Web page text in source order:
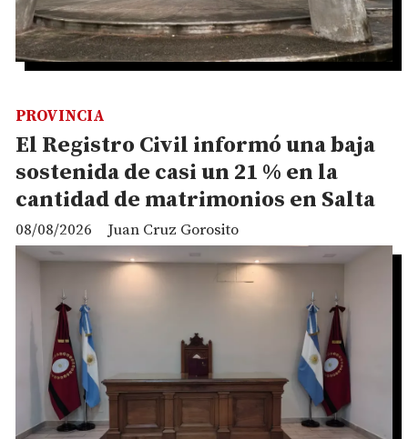
El Registro Civil informó una baja
sostenida de casi un 21 % en la
cantidad de matrimonios en Salta
Juan Cruz Gorosito
PROVINCIA
08/08/2026